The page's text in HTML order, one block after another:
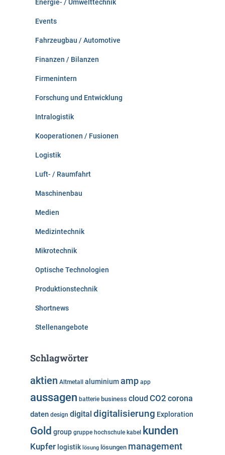
Energie- / Umwelttechnik
Events
Fahrzeugbau / Automotive
Finanzen / Bilanzen
Firmenintern
Forschung und Entwicklung
Intralogistik
Kooperationen / Fusionen
Logistik
Luft- / Raumfahrt
Maschinenbau
Medien
Medizintechnik
Mikrotechnik
Optische Technologien
Produktionstechnik
Shortnews
Stellenangebote
Schlagwörter
aktien Altmetall aluminiumamp app
aussagen batterie business cloud CO2 corona
daten design digital digitalisierung Exploration
Gold group gruppe hochschule kabel kunden
Kupfer logistik lösung lösungen management